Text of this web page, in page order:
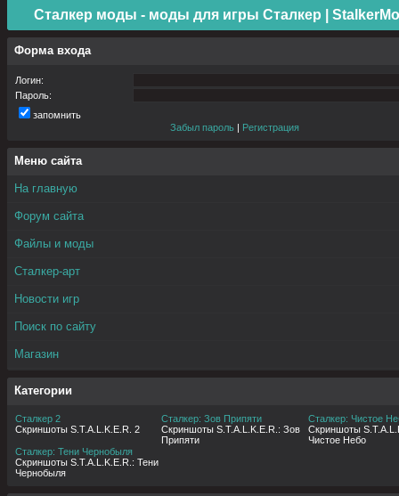
Сталкер моды - моды для игры Сталкер |
Форма входа
Логин:
Пароль:
запомнить
Забыл пароль | Регистрация
Меню сайта
На главную
Форум сайта
Файлы и моды
Сталкер-арт
Новости игр
Поиск по сайту
Магазин
Категории
Сталкер 2
Скриншоты S.T.A.L.K.E.R. 2
Сталкер: Зов Припяти
Скриншоты S.T.A.L.K.E.R.: Зов
Припяти
Сталкер: Чистое
Скриншоты
Чистое Небо
Сталкер: Тени Чернобыля
Скриншоты S.T.A.L.K.E.R.: Тени
Чернобыля